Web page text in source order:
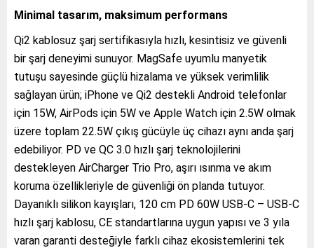
Minimal tasarım, maksimum performans
Qi2 kablosuz şarj sertifikasıyla hızlı, kesintisiz ve güvenli
bir şarj deneyimi sunuyor. MagSafe uyumlu manyetik
tutuşu sayesinde güçlü hizalama ve yüksek verimlilik
sağlayan ürün; iPhone ve Qi2 destekli Android telefonlar
için 15W, AirPods için 5W ve Apple Watch için 2.5W olmak
üzere toplam 22.5W çıkış gücüyle üç cihazı aynı anda şarj
edebiliyor. PD ve QC 3.0 hızlı şarj teknolojilerini
destekleyen AirCharger Trio Pro, aşırı ısınma ve akım
koruma özellikleriyle de güvenliği ön planda tutuyor.
Dayanıklı silikon kayışları, 120 cm PD 60W USB-C – USB-C
hızlı şarj kablosu, CE standartlarına uygun yapısı ve 3 yıla
varan garanti desteğiyle farklı cihaz ekosistemlerini tek